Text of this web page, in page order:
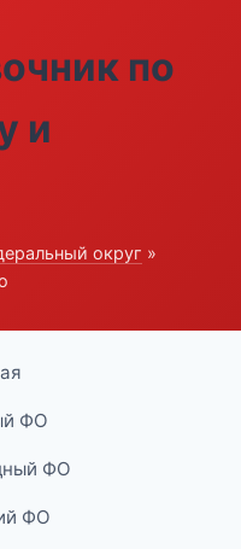
по
и
округ »
ФО
ФО
ФО